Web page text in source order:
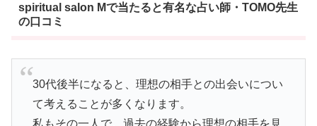
spiritual salon Mで当たると有名な占い師・TOMO先生
の口コミ
30代後半になると、理想の相手との出会いについ
て考えることが多くなります。